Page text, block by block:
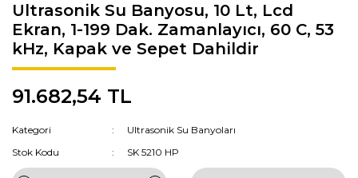
Ultrasonik Su Banyosu, 10 Lt, Lcd
Ekran, 1-199 Dak. Zamanlayıcı, 60 C, 53
kHz, Kapak ve Sepet Dahildir
91.682,54 TL
Kategori
Ultrasonik Su Banyoları
Stok Kodu
SK 5210 HP